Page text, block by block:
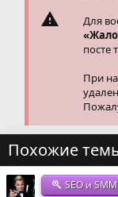
Для
посте
При
Похожие
SEO и SMM